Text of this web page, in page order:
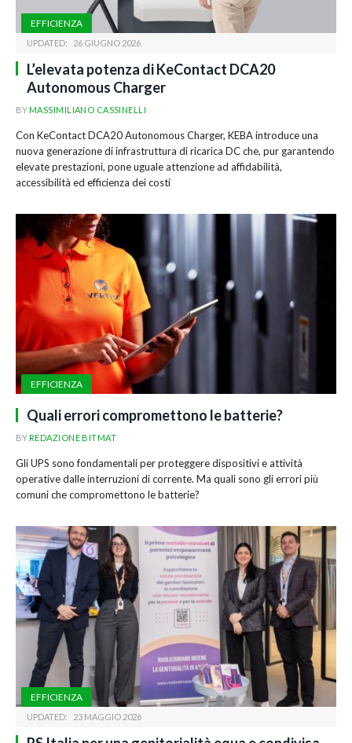
EFFICIENZA
UPDATED: 26 GIUGNO 2026
L’elevata potenza di KeContact DCA20
Autonomous Charger
BYMASSIMILIANO CASSINELLI
Con KeContact DCA20 Autonomous Charger, KEBA introduce una
nuova generazione di infrastruttura di ricarica DC che, pur garantendo
elevate prestazioni, pone uguale attenzione ad affidabilità,
accessibilità ed efficienza dei costi
EFFICIENZA
Quali errori compromettono le batterie?
BYREDAZIONE BITMAT
Gli UPS sono fondamentali per proteggere dispositivi e attività
operative dalle interruzioni di corrente. Ma quali sono gli errori più
comuni che compromettono le batterie?
EFFICIENZA
UPDATED: 23 MAGGIO 2026